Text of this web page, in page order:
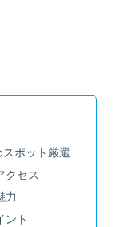
ポット厳選
クセス
力
ント